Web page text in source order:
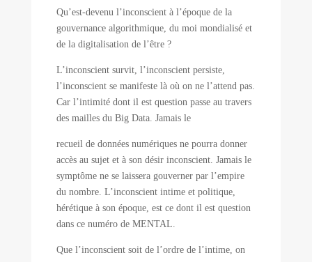
Qu’est-devenu l’inconscient à l’époque de la
gouvernance algorithmique, du moi mondialisé et
de la digitalisation de l’être ?
L’inconscient survit, l’inconscient persiste,
l’inconscient se manifeste là où on ne l’attend pas.
Car l’intimité dont il est question passe au travers
des mailles du Big Data. Jamais le
recueil de données numériques ne pourra donner
accès au sujet et à son désir inconscient. Jamais le
symptôme ne se laissera gouverner par l’empire
du nombre. L’inconscient intime et politique,
hérétique à son époque, est ce dont il est question
dans ce numéro de MENTAL.
Que l’inconscient soit de l’ordre de l’intime, on